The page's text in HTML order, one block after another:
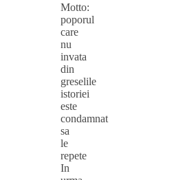
Motto:
poporul
care
nu
invata
din
greselile
istoriei
este
condamnat
sa
le
repete
In